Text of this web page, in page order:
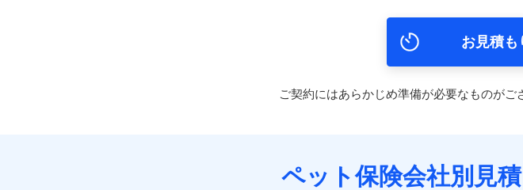
お見積も
ご契約にはあらかじめ準備が必要なものがご
ペット保険会社別見